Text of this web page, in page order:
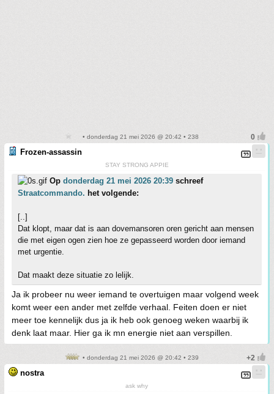
• donderdag 21 mei 2026 @ 20:42 • 238
Frozen-assassin
STAY STRONG APPIE
Op donderdag 21 mei 2026 20:39 schreef
Straatcommando. het volgende:
[..]
Dat klopt, maar dat is aan dovemansoren oren gericht aan mensen
die met eigen ogen zien hoe ze gepasseerd worden door iemand
met urgentie.
Dat maakt deze situatie zo lelijk.
Ja ik probeer nu weer iemand te overtuigen maar volgend week
komt weer een ander met zelfde verhaal. Feiten doen er niet
meer toe kennelijk dus ja ik heb ook genoeg weken waarbij ik
denk laat maar. Hier ga ik mn energie niet aan verspillen.
• donderdag 21 mei 2026 @ 20:42 • 239
nostra
ask why